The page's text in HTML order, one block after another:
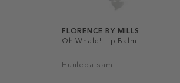
FLORENCE BY MILLS
Oh Whale! Lip Balm
Huulepalsam